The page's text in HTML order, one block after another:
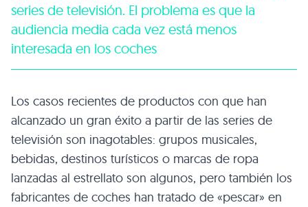
series de televisión. El problema es que la
audiencia media cada vez está menos
interesada en los coches
Los casos recientes de productos con que han
alcanzado un gran éxito a partir de las series de
televisión son inagotables: grupos musicales,
bebidas, destinos turísticos o marcas de ropa
lanzadas al estrellato son algunos, pero también los
fabricantes de coches han tratado de «pescar» en